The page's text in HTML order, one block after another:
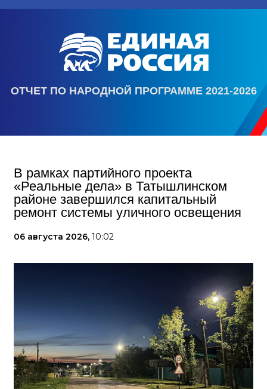
ОТЧЕТ ПО НАРОДНОЙ ПРОГРАММЕ 2021-2026
В рамках партийного проекта
«Реальные дела» в Татышлинском
районе завершился капитальный
ремонт системы уличного освещения
06 августа 2026, 10:02